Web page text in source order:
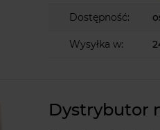
Dostępność:
Wysyłka w:
Dystrybutor